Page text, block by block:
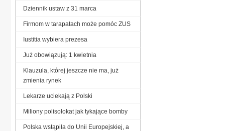
Dziennik ustaw z 31 marca
Firmom w tarapatach może pomóc ZUS
Iustitia wybiera prezesa
Już obowiązują: 1 kwietnia
Klauzula, której jeszcze nie ma, już
zmienia rynek
Lekarze uciekają z Polski
Miliony polisolokat jak tykające bomby
Polska wstąpiła do Unii Europejskiej, a